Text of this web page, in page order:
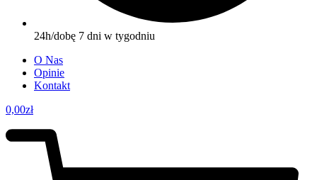
24h/dobę 7 dni w tygodniu
O Nas
Opinie
Kontakt
0,00zł